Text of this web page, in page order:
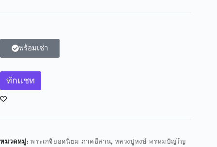
พร้อมเช่า
ทักแชท
หมวดหมู่:พระเกจิยอดนิยม ภาคอีสาน, หลวงปู่หงษ์ พรหมปัญโญ